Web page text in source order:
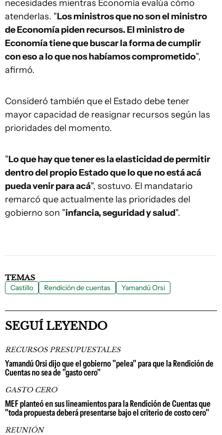
necesidades mientras Economía evalúa cómo
atenderlas. "Los ministros que no son el ministro
de Economía piden recursos. El ministro de
Economía tiene que buscar la forma de cumplir
con eso a lo que nos habíamos comprometido",
afirmó.
Consideró también que el Estado debe tener
mayor capacidad de reasignar recursos según las
prioridades del momento.
"Lo que hay que tener es la elasticidad de permitir
dentro del propio Estado que lo que no está acá
pueda venir para acá", sostuvo. El mandatario
remarcó que actualmente las prioridades del
gobierno son "infancia, seguridad y salud".
TEMAS
Castillo Rendición de cuentas Yamandú Orsi
SEGUÍ LEYENDO
RECURSOS PRESUPUESTALES
Yamandú Orsi dijo que el gobierno "pelea" para que la Rendición de
Cuentas no sea de "gasto cero"
GASTO CERO
MEF planteó en sus lineamientos para la Rendición de Cuentas que
"toda propuesta deberá presentarse bajo el criterio de costo cero"
REUNIÓN